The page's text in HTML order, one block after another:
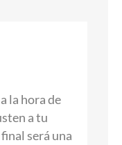
la hora de
a tu
será una